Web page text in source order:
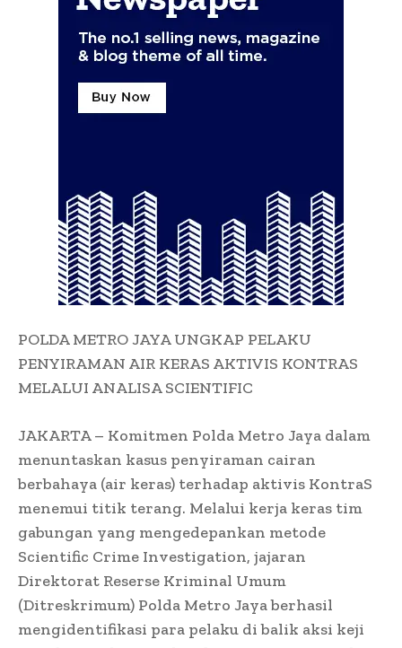
POLDA METRO JAYA UNGKAP PELAKU
PENYIRAMAN AIR KERAS AKTIVIS KONTRAS
MELALUI ANALISA SCIENTIFIC
JAKARTA – Komitmen Polda Metro Jaya dalam
menuntaskan kasus penyiraman cairan
berbahaya (air keras) terhadap aktivis KontraS
menemui titik terang. Melalui kerja keras tim
gabungan yang mengedepankan metode
Scientific Crime Investigation, jajaran
Direktorat Reserse Kriminal Umum
(Ditreskrimum) Polda Metro Jaya berhasil
mengidentifikasi para pelaku di balik aksi keji